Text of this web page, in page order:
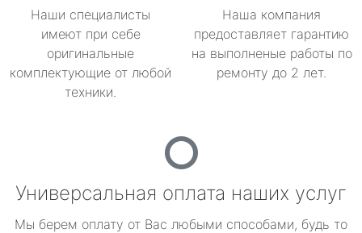
Наши специалисты
имеют при себе
оригинальные
комплектующие от любой
техники.
Наша компания
предоставляет гарантию
на выполненые работы по
ремонту до 2 лет.
Универсальная оплата наших услуг
Мы берем оплату от Вас любыми способами, будь то